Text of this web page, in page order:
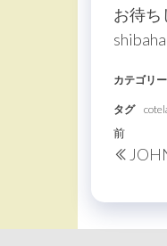
お待ち
カテゴリー
タグ
投
稿
ナ
ビ
過
去
稿
前